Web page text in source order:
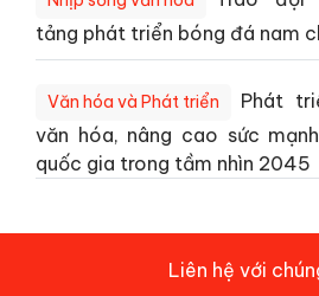
tảng phát triển bóng đá nam
Văn hóa và Phát triển
Phát
văn hóa, nâng cao sức
quốc gia trong tầm nhìn 2045
Liên hệ với